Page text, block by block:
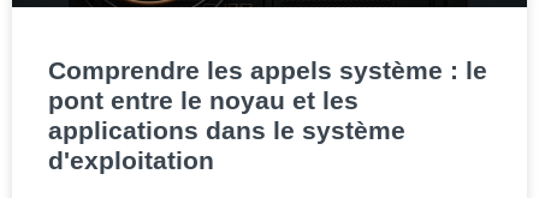
Comprendre les appels système : le
pont entre le noyau et les
applications dans le système
d'exploitation